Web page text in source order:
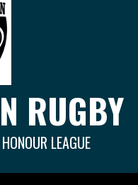
RUGBY
LEAGUE